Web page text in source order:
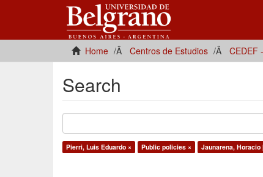
Home Centros de Estudios CEDEF
Search
Pierri, Luis Eduardo × Public policies × Jaunarena, Horacio